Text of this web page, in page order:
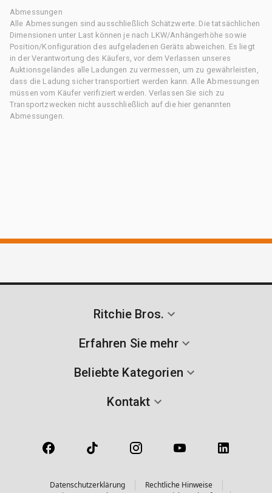
Abmessungen
Alle Abmessungen sind ausschließlich Schätzwerte. Die tatsächlichen
Dimensionen unter Last können je nach LKW/Anhängerhöhe sowie
Position/Konfiguration des aufgeladenen Geräts abweichen. Es liegt
in der Verantwortung des Käufers, vor dem Verlassen unseres
Auktionsgeländes alle Ladungen zu vermessen, um zu gewährleisten,
dass die Ladung sicher transportiert werden kann. Alle Abmessungen
müssen vom Käufer verifiziert werden. Verlassen Sie sich zu
Transportzwecken nicht ausschließlich auf die hier genannten
Abmessungen.
Ritchie Bros.
Erfahren Sie mehr
Beliebte Kategorien
Kontakt
Datenschutzerklärung
Rechtliche Hinweise